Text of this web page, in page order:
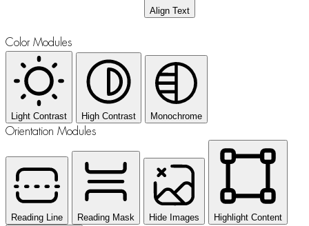
Align Text
Color Modules
Light Contrast High Contrast Monochrome
Orientation Modules
Reading Line Reading Mask Hide Images Highlight Content